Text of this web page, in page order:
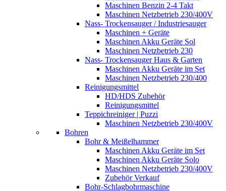
Maschinen Benzin 2-4 Takt
Maschinen Netzbetrieb 230/400V
Nass- Trockensauger / Industriesauger
Maschinen + Geräte
Maschinen Akku Geräte Sol
Maschinen Netzbetrieb 230
Nass- Trockensauger Haus & Garten
Maschinen Akku Geräte im Set
Maschinen Netzbetrieb 230/400
Reinigungsmittel
HD/HDS Zubehör
Reinigungsmittel
Teppichreiniger | Puzzi
Maschinen Netzbetrieb 230/400V
Bohren
Bohr & Meißelhammer
Maschinen Akku Geräte im Set
Maschinen Akku Geräte Solo
Maschinen Netzbetrieb 230/400V
Zubehör Verkauf
Bohr-Schlagbohrmaschine